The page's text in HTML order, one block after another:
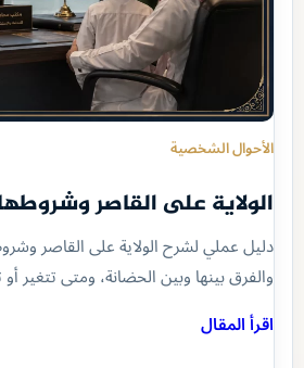
الأحوال الشخصية
الولاية على القاصر
دليل عملي لشرح الولاية على القاصر
والفرق بينها وبين الحضانة، ومتى تتغير
اقرأ المقال